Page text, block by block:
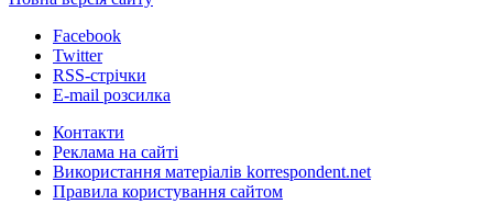
Facebook
Twitter
RSS-стрічки
E-mail розсилка
Контакти
Реклама на сайті
Використання матеріалів korrespondent.net
Правила користування сайтом